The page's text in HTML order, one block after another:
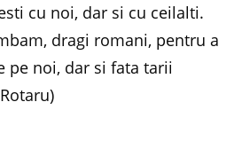
cu noi, dar si cu ceilalti.
dragi romani, pentru a
pe noi, dar si fata tarii